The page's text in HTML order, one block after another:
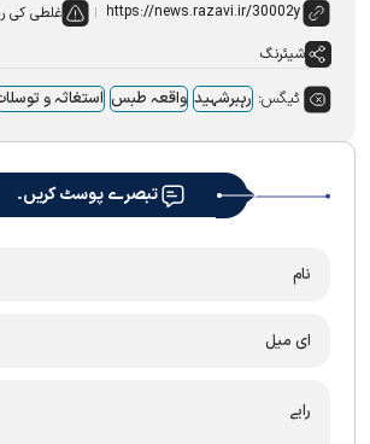
غلطی کی
شیئرنگ
ٹیگس: رہبرشہید واقعہ طبس استغاثہ و
تبصرے پوسٹ کریں۔